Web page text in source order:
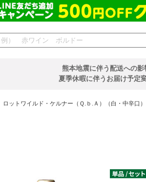
熊本地震に伴う配送への
夏季休暇に伴うお届け予定
ロットワイルド・ケルナー（Ｑ.ｂ.Ａ）（白・中辛口）